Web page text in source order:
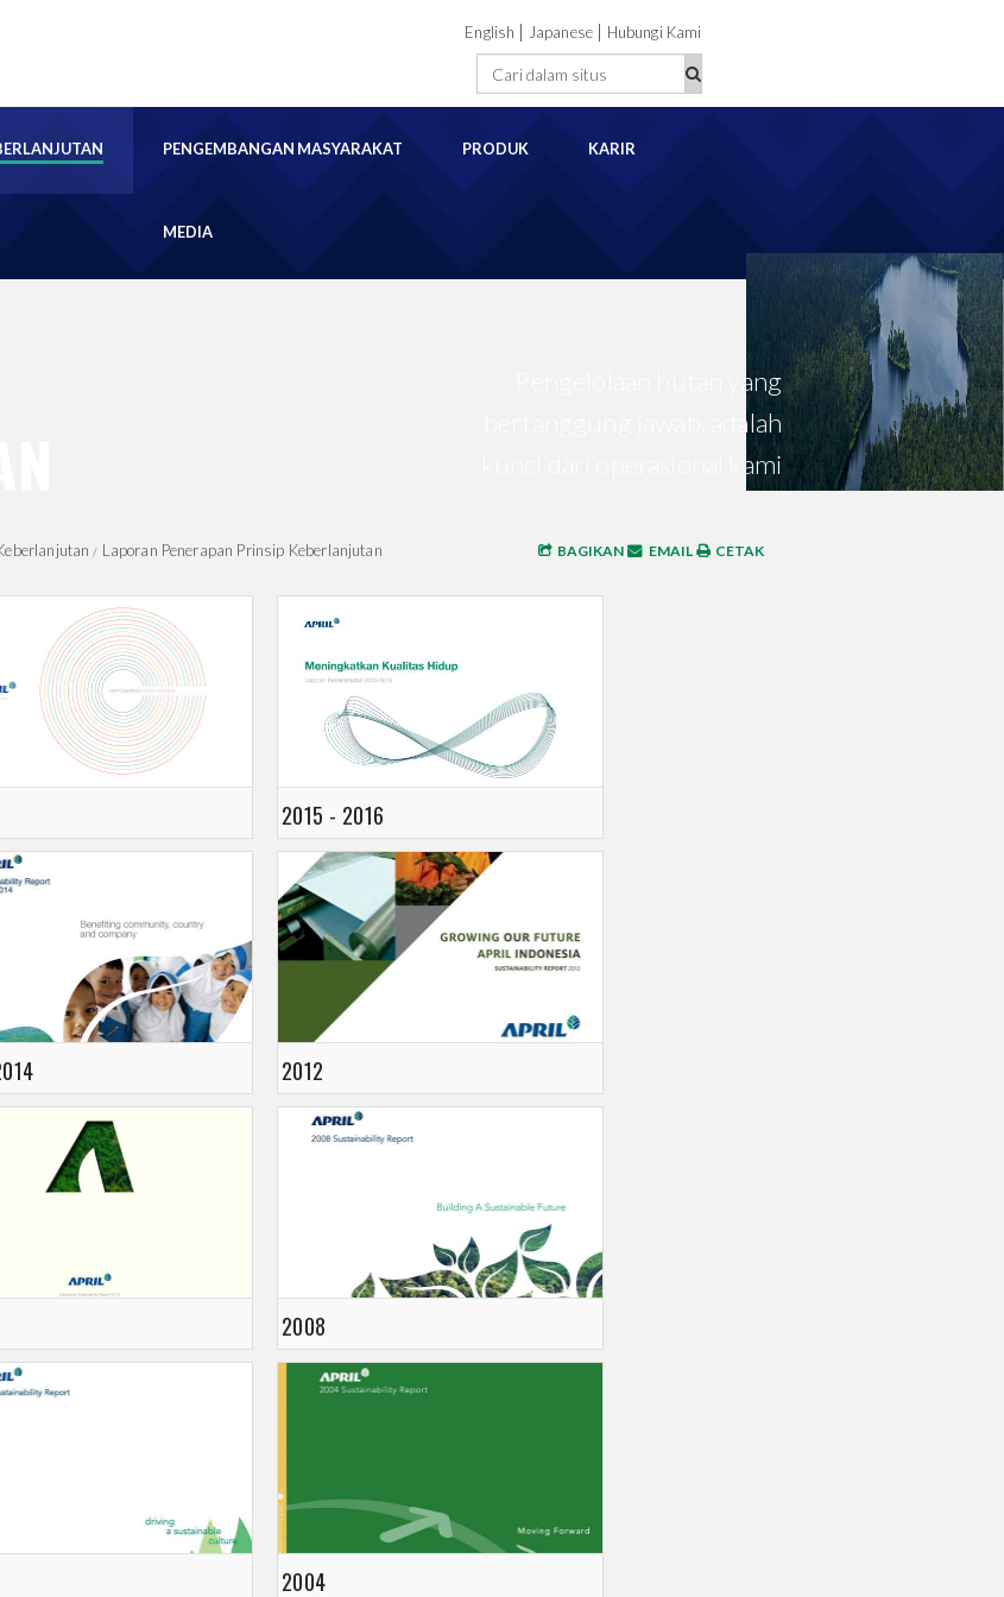
English | Japanese | Hubungi Kami
PENGEMBANGAN MASYARAKAT PRODUK KARIR
MEDIA
Pengelolaan hutan yang
bertanggung jawab, adalah
kunci dari operasional kami
Laporan Penerapan Prinsip Keberlanjutan BAGIKAN EMAIL CETAK
2015 - 2016
2012
2008
2004